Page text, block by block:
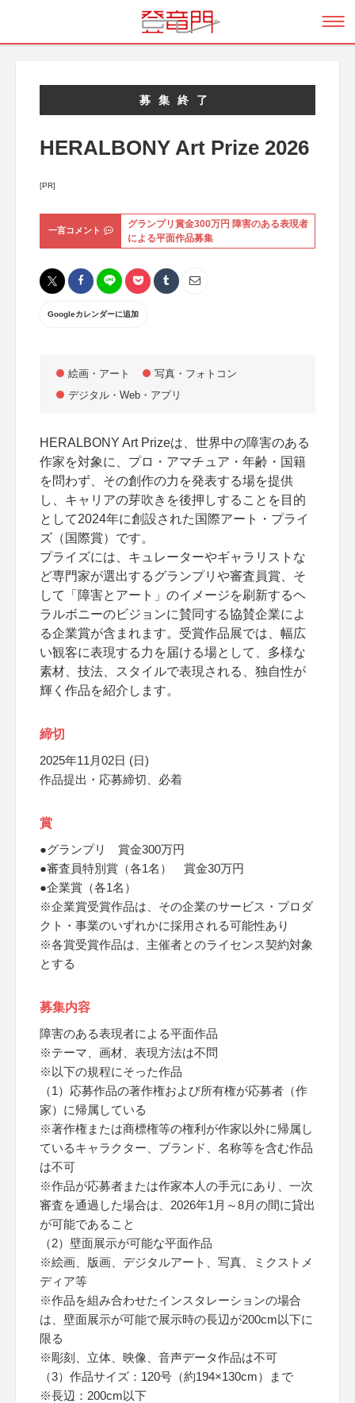
募集終了
HERALBONY Art Prize 2026
[PR]
一言コメント
グランプリ賞金300万円 障害のある表現者
による平面作品募集
Googleカレンダーに追加
絵画・アート
写真・フォトコン
デジタル・Web・アプリ
HERALBONY Art Prizeは、世界中の障害のある
作家を対象に、プロ・アマチュア・年齢・国籍
を問わず、その創作の力を発表する場を提供
し、キャリアの芽吹きを後押しすることを目的
として2024年に創設された国際アート・プライ
ズ（国際賞）です。
プライズには、キュレーターやギャラリストな
ど専門家が選出するグランプリや審査員賞、そ
して「障害とアート」のイメージを刷新するヘ
ラルボニーのビジョンに賛同する協賛企業によ
る企業賞が含まれます。受賞作品展では、幅広
い観客に表現する力を届ける場として、多様な
素材、技法、スタイルで表現される、独自性が
輝く作品を紹介します。
締切
2025年11月02日 (日)
作品提出・応募締切、必着
賞
●グランプリ 賞金300万円
●審査員特別賞（各1名） 賞金30万円
●企業賞（各1名）
※企業賞受賞作品は、その企業のサービス・プロダ
クト・事業のいずれかに採用される可能性あり
※各賞受賞作品は、主催者とのライセンス契約対象
とする
募集内容
障害のある表現者による平面作品
※テーマ、画材、表現方法は不問
※以下の規程にそった作品
（1）応募作品の著作権および所有権が応募者（作
家）に帰属している
※著作権または商標権等の権利が作家以外に帰属し
ているキャラクター、ブランド、名称等を含む作品
は不可
※作品が応募者または作家本人の手元にあり、一次
審査を通過した場合は、2026年1月～8月の間に貸出
が可能であること
（2）壁面展示が可能な平面作品
※絵画、版画、デジタルアート、写真、ミクストメ
ディア等
※作品を組み合わせたインスタレーションの場合
は、壁面展示が可能で展示時の長辺が200cm以下に
限る
※彫刻、立体、映像、音声データ作品は不可
（3）作品サイズ：120号（約194×130cm）まで
※長辺：200cm以下